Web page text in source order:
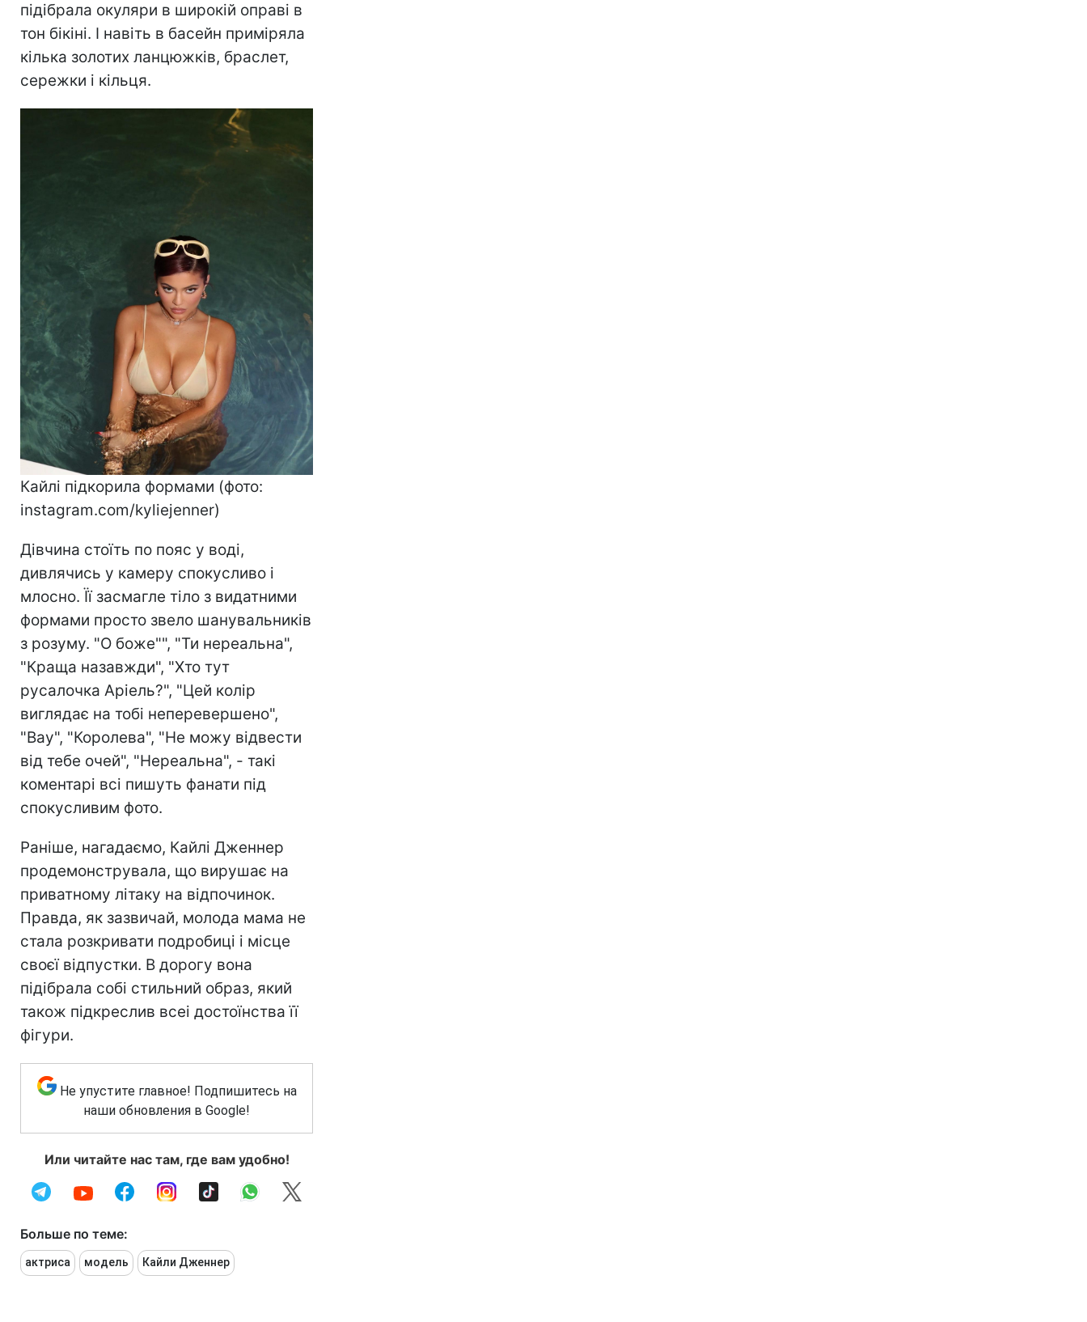
підібрала окуляри в широкій оправі в
тон бікіні. І навіть в басейн приміряла
кілька золотих ланцюжків, браслет,
сережки і кільця.
Кайлі підкорила формами (фото:
instagram.com/kyliejenner)
Дівчина стоїть по пояс у воді,
дивлячись у камеру спокусливо і
млосно. Її засмагле тіло з видатними
формами просто звело шанувальників
з розуму. "О боже"", "Ти нереальна",
"Краща назавжди", "Хто тут
русалочка Аріель?", "Цей колір
виглядає на тобі неперевершено",
"Вау", "Королева", "Не можу відвести
від тебе очей", "Нереальна", - такі
коментарі всі пишуть фанати під
спокусливим фото.
Раніше, нагадаємо, Кайлі Дженнер
продемонструвала, що вирушає на
приватному літаку на відпочинок.
Правда, як зазвичай, молода мама не
стала розкривати подробиці і місце
своєї відпустки. В дорогу вона
підібрала собі стильний образ, який
також підкреслив всеі достоїнства її
фігури.
Не упустите главное! Подпишитесь на
наши обновления в Google!
Или читайте нас там, где вам удобно!
Больше по теме:
актриса модель Кайли Дженнер